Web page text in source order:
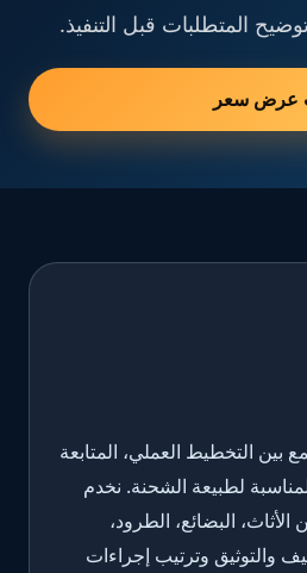
المتطلبات قبل التنفيذ.
عرض سعر
التخطيط العملي، المتابعة
لطبيعة الشحنة. نخدم
البضائع، الطرود،
والتوثيق وترتيب إجراءات